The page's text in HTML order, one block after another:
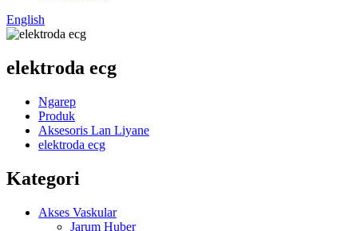
English
elektroda ecg
Ngarep
Produk
Aksesoris Lan Liyane
elektroda ecg
Kategori
Akses Vaskular
Jarum Huber